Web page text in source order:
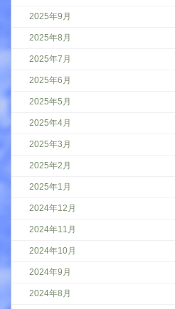
2025年9月
2025年8月
2025年7月
2025年6月
2025年5月
2025年4月
2025年3月
2025年2月
2025年1月
2024年12月
2024年11月
2024年10月
2024年9月
2024年8月